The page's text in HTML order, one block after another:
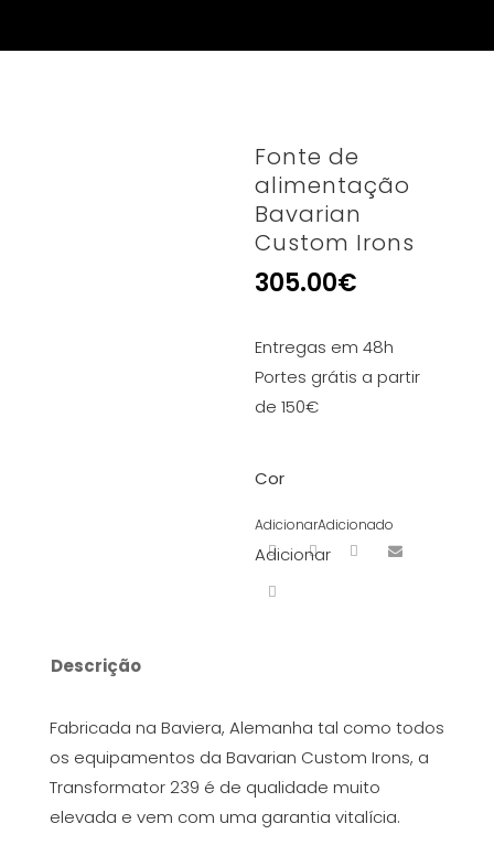
Fonte de
alimentação
Bavarian
Custom Irons
305.00€
Entregas em 48h
Portes grátis a partir
de 150€
Cor
AdicionarAdicionado
Adicionar
Descrição
Fabricada na Baviera, Alemanha tal como todos
os equipamentos da Bavarian Custom Irons, a
Transformator 239 é de qualidade muito
elevada e vem com uma garantia vitalícia.